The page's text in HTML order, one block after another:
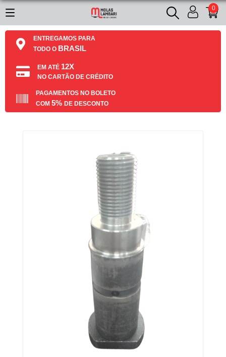
0
ENTREGAMOS PARA
TODO O BRASIL
EM ATÉ 12X
NO CARTÃO DE CRÉDITO
PAGAMENTOS NO BOLETO
COM 5% DE DESCONTO